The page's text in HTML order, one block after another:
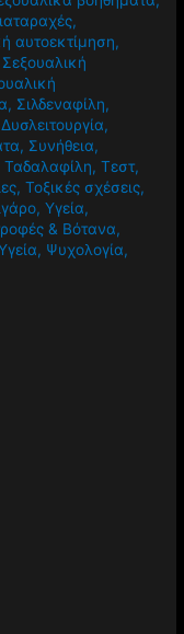
,
αυτοεκτίμηση,
Σεξουαλική
, Σιλδεναφίλη,
,
, Συνήθεια,
Ταδαλαφίλη,Τεστ,
,Τοξικές σχέσεις,
,Υγεία,
& Βότανα,
, Ψυχολογία,